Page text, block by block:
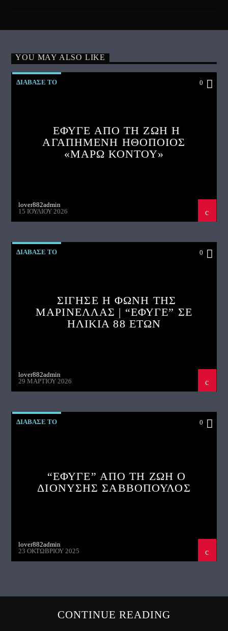
YOU MAY ALSO LIKE
ΔΙΑΒΑΣΕ ΤΟ 0
ΕΦΥΓΕ ΑΠΟ ΤΗ ΖΩΗ Η
ΑΓΑΠΗΜΕΝΗ ΗΘΟΠΟΙΟΣ
«ΜΑΡΩ ΚΟΝΤΟΥ»
lover882admin
15 ΙΟΥΛΊΟΥ 2026
ΔΙΑΒΑΣΕ ΤΟ 0
ΣΙΓΗΣΕ Η ΦΩΝΗ ΤΗΣ
ΜΑΡΙΝΕΛΛΑΣ | “ΕΦΥΓΕ” ΣΕ
ΗΛΙΚΙΑ 88 ΕΤΩΝ
lover882admin
29 ΜΑΡΤΊΟΥ 2026
ΔΙΑΒΑΣΕ ΤΟ 0
“ΕΦΥΓΕ” ΑΠΟ ΤΗ ΖΩΗ Ο
ΔΙΟΝΥΣΗΣ ΣΑΒΒΟΠΟΥΛΟΣ
lover882admin
23 ΟΚΤΩΒΡΊΟΥ 2025
CONTINUE READING